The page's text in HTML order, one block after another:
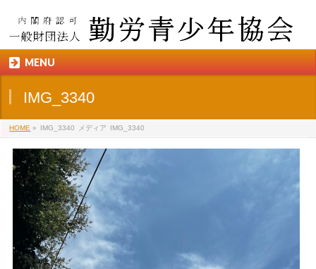
MENU
IMG_3340
HOME » IMG_3340 メディア IMG_3340